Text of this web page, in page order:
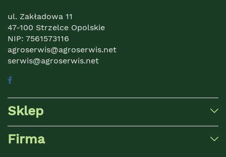
ul. Zakładowa 11
47-100 Strzelce Opolskie
NIP: 7561573116
agroserwis@agroserwis.net
serwis@agroserwis.net
Sklep
Firma